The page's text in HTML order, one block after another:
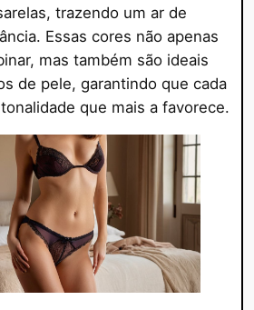
trazendo um ar de
Essas cores não apenas
mas também são ideais
de pele, garantindo que cada
que mais a favorece.